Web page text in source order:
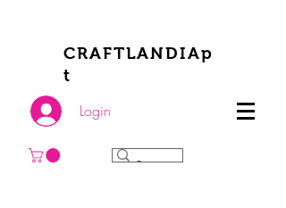
CRAFTLANDIAp
t
Login